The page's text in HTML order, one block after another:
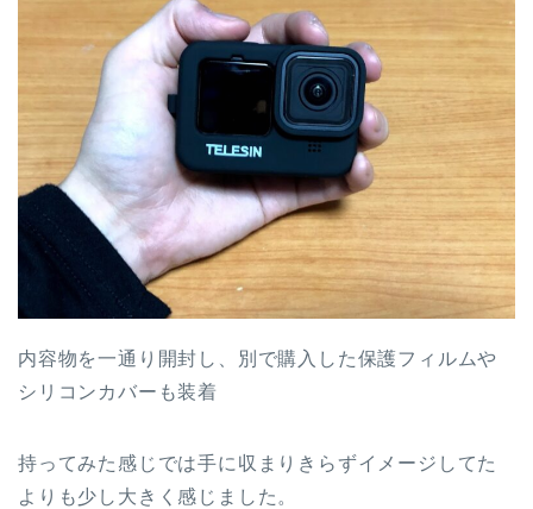
内容物を一通り開封し、別で購入した保護フィルムや
シリコンカバーも装着
持ってみた感じでは手に収まりきらずイメージしてた
よりも少し大きく感じました。